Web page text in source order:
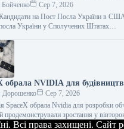
Бойченко
Сер 7, 2026
на Пост Посла України в США:
України у Сполучених Штатах…
обрала NVIDIA для
Дорошенко
Сер 7, 2026
SpaceX обрала Nvidia для розробки
продемонстрували зростання у
Всі права захищені. Сайт